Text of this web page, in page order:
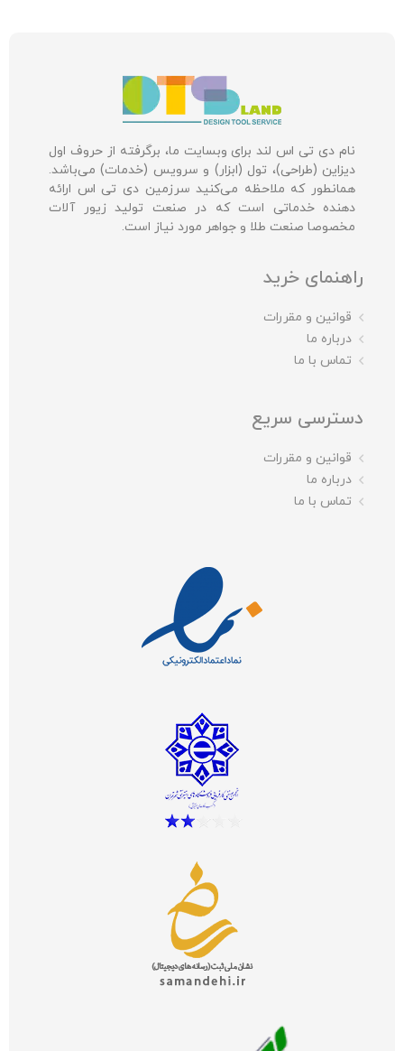
نام دی تی اس لند برای وبسایت ما، برگرفته از حروف اول
دیزاین (طراحی)، تول (ابزار) و سرویس (خدمات) می‌باشد.
همانطور که ملاحظه می‌کنید سرزمین دی تی اس ارائه
دهنده خدماتی است که در صنعت تولید زیور آلات
مخصوصا صنعت طلا و جواهر مورد نیاز است.
راهنمای خرید
قوانین و مقررات
درباره ما
تماس با ما
دسترسی سریع
قوانین و مقررات
درباره ما
تماس با ما